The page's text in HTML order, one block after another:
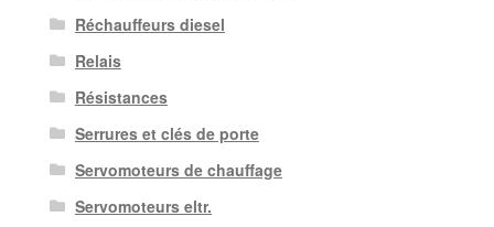
Réchauffeurs diesel
Relais
Résistances
Serrures et clés de porte
Servomoteurs de chauffage
Servomoteurs eltr.